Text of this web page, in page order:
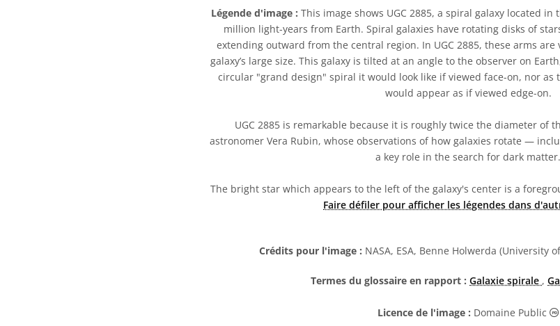
Légende d'image : This image shows UGC 2885, a spiral galaxy located
million light-years from Earth. Spiral galaxies have rotating disks of
extending outward from the central region. In UGC 2885, these arms
galaxy’s large size. This galaxy is tilted at an angle to the observer on
circular "grand design" spiral it would look like if viewed face-on, nor
would appear as if viewed edge-on.
UGC 2885 is remarkable because it is roughly twice the diameter of
astronomer Vera Rubin, whose observations of how galaxies rotate —
a key role in the search for dark matter.
The bright star which appears to the left of the galaxy's center is a
Faire défiler pour afficher les légendes dans
Crédits pour l'image : NASA, ESA, Benne Holwerda (University
Termes du glossaire en rapport : Galaxie spirale ,
Licence de l'image : Domaine Public